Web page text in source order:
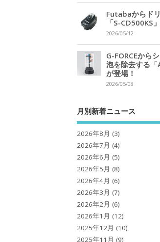
Futabaからド
「S-CD500KS
2026/05/12
G-FORCEから
泡を除去する
が登場！
2026/05/08
月別新着ニュース
2026年8月 (3)
2026年7月 (4)
2026年6月 (5)
2026年5月 (8)
2026年4月 (6)
2026年3月 (7)
2026年2月 (6)
2026年1月 (12)
2025年12月 (10)
2025年11月 (9)